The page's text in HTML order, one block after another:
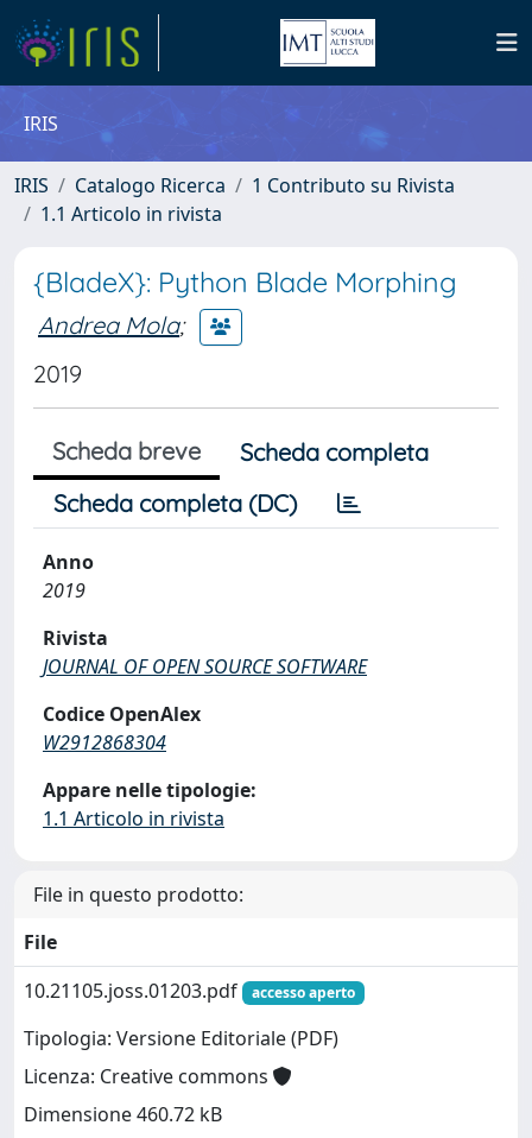
IRIS
IRIS Catalogo Ricerca
1 Contributo su Rivista
1.1 Articolo in rivista
{BladeX}: Python Blade Morphing
Andrea Mola;
2019
Scheda breve
Scheda completa
Scheda completa (DC)
Anno
2019
Rivista
JOURNAL OF OPEN SOURCE SOFTWARE
Codice OpenAlex
W2912868304
Appare nelle tipologie:
1.1 Articolo in rivista
File in questo prodotto:
File
10.21105.joss.01203.pdf
accesso aperto
Tipologia: Versione Editoriale (PDF)
Licenza: Creative commons
Dimensione 460.72 kB